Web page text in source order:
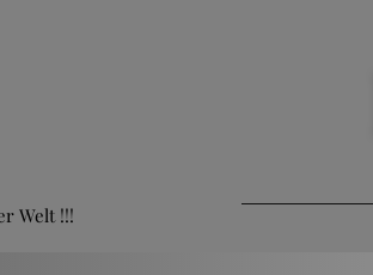
Welt !!!